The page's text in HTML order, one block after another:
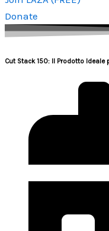
Donate
Cut Stack 150: Il Prodotto Ideale